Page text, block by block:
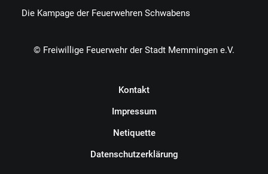
Die Kampage der Feuerwehren Schwabens
© Freiwillige Feuerwehr der Stadt Memmingen e.V.
Kontakt
Impressum
Netiquette
Datenschutzerklärung